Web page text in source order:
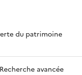
du patrimoine
Recherche avancée